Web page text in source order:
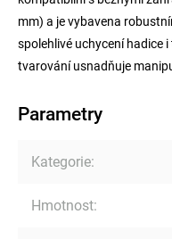
mm) a je vybavena
spolehlivé uchycení hadice
tvarování usnadňuje
Parametry
Kategorie:
Hmotnost: